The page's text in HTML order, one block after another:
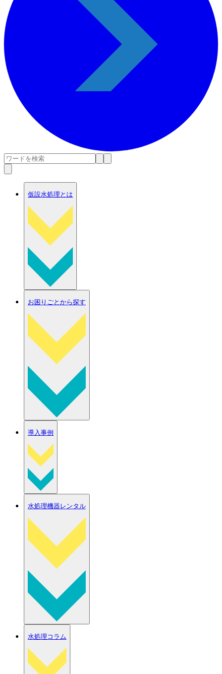
仮設水処理とは
お困りごとから探す
導入事例
水処理機器レンタル
水処理コラム